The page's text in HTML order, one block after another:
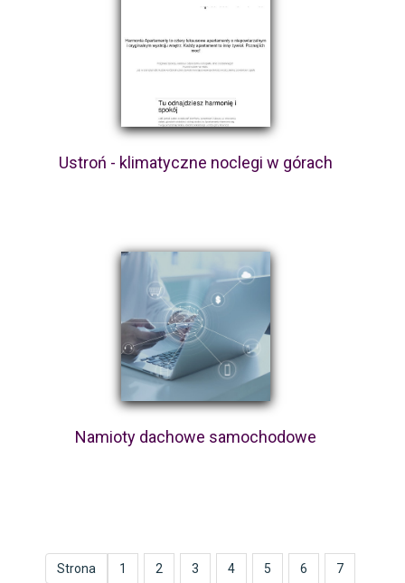
Ustroń - klimatyczne noclegi w górach
Namioty dachowe samochodowe
Strona 1 2 3 4 5 6 7